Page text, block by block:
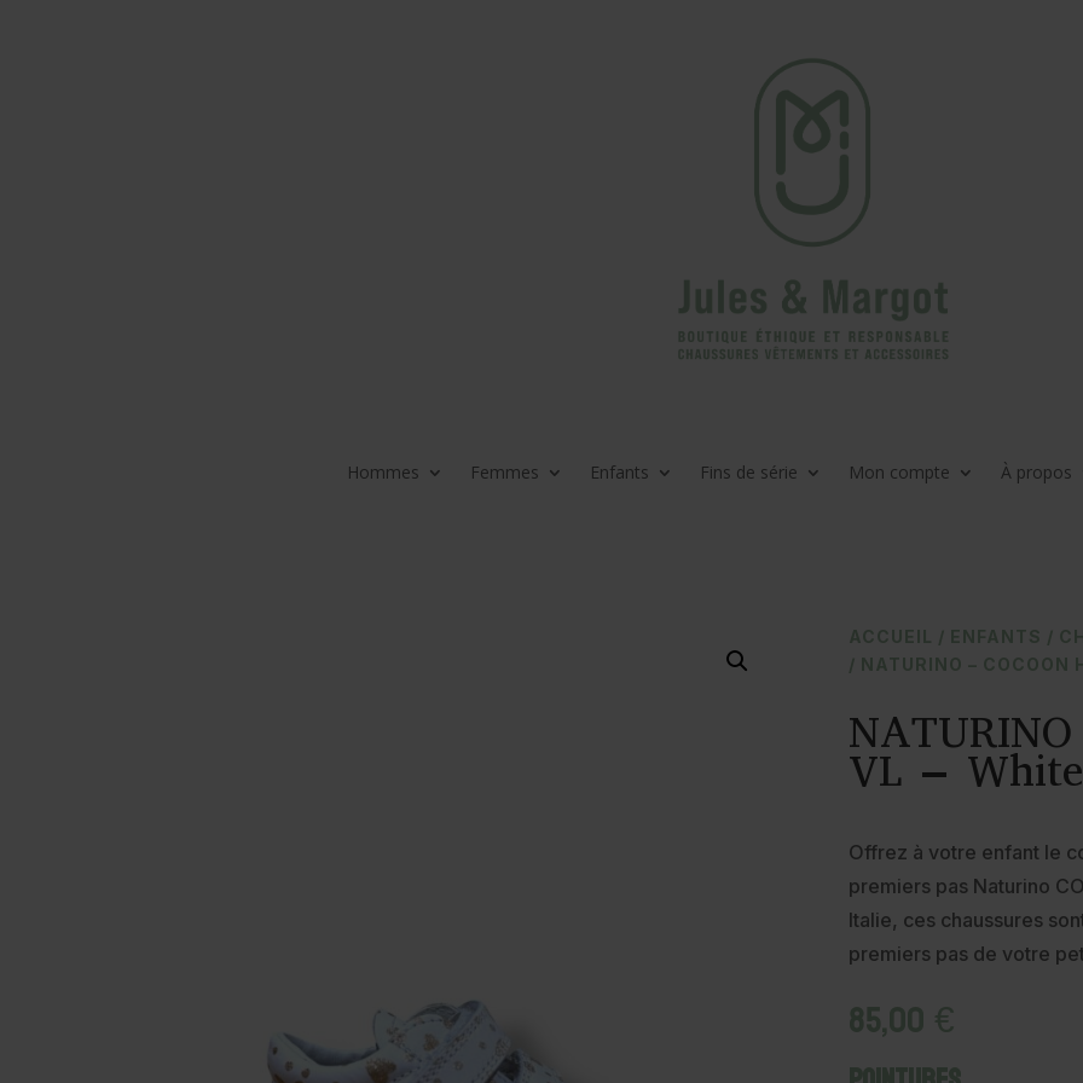
Hommes Femmes Enfants Fins de série Mon compte À propos
ACCUEIL / ENFANTS /
/ NATURINO – COCOON
VL –
Offrez à votre enfant le
premiers pas Naturino
Italie, ces chaussures
premiers pas de votre
85,00€